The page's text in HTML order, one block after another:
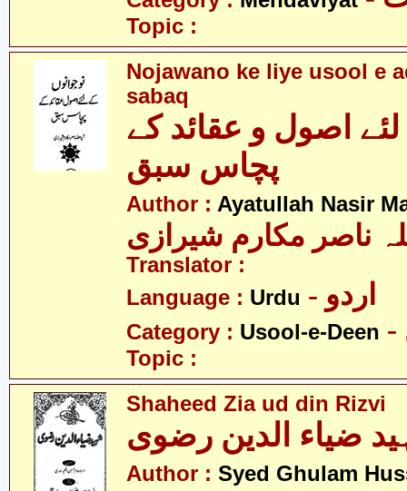
Topic :
Nojawano ke liye usool e
sabaq
اصول و عقائد کے
پچاس سبق
Author : Ayatullah Nasir
ناصر مکارم شیرازی
Translator :
Language : Urdu - اردو
Category : Usool-e-Deen
Topic :
Shaheed Zia ud din Rizvi
ضیاء الدین رضوی
Author : Syed Ghulam